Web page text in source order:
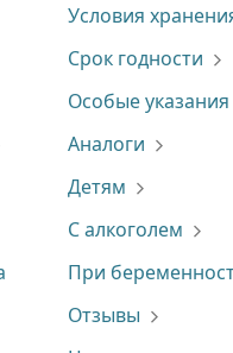
Условия
Срок годности
Особые указания
Аналоги
Детям
С алкоголем
При
Отзывы